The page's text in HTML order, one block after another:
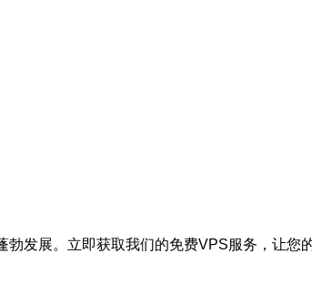
发展。立即获取我们的免费VPS服务，让您